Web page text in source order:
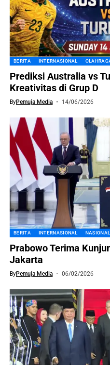
BERITA INTERNASIONAL
Prediksi Australia vs
Kreativitas di Grup D
ByPemuja Media 14/06/2026
BERITA INTERNASIONAL NASIONAL
Prabowo Terima
Jakarta
ByPemuja Media 06/02/2026